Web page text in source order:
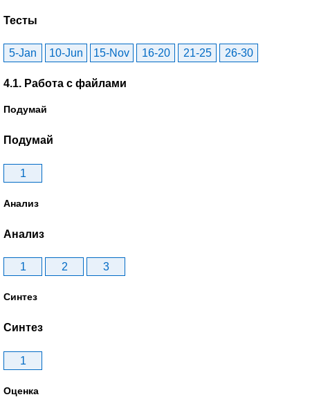
Тесты
5-Jan 10-Jun 15-Nov 16-20 21-25 26-30
4.1. Работа с файлами
Подумай
Подумай
1
Анализ
Анализ
1 2 3
Синтез
Синтез
1
Оценка